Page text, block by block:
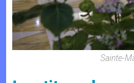
Sainte-